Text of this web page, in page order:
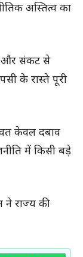
अस्तित्व का
और संकट से
के रास्ते पूरी
केवल दबाव
में किसी बड़े
ने राज्य की